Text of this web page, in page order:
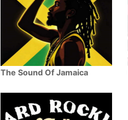
The Sound Of Jamaica